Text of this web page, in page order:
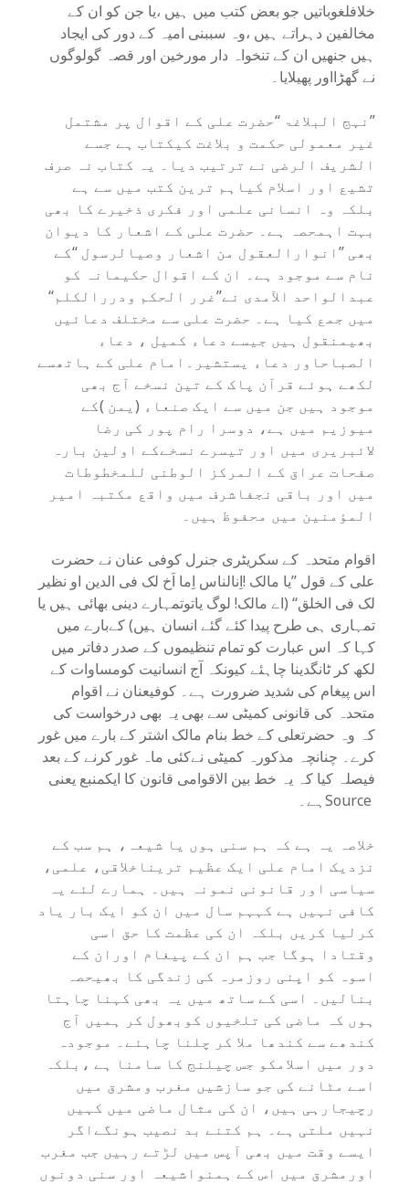
خلافلغوباتیں جو بعض کتب میں ہیں ،یا جن کو ان کے
مخالفین دہراتے ہیں ،وہ سببنی امیہ کے دور کی ایجاد
ہیں جنھیں ان کے تنخواہ دار مورخین اور قصہ گولوگوں
نے گھڑااور پھیلایا۔
’’نہج البلاغۃ ‘‘حضرت علی کے اقوال پر مشتمل
غیر معمولی حکمت و بلاغت کیکتاب ہے جسے
الشریف الرضی نے ترتیب دیا۔ یہ کتاب نہ صرف
تشیع اور اسلام کیاہم ترین کتب میں سے ہے
بلکہ وہ انسانی علمی اور فکری ذخیرے کا بھی
بہت اہمحصہ ہے۔ حضرت علی کے اشعار کا دیوان
بھی ’’انوارالعقول من اشعار وصیالرسول ‘‘کے
نام سے موجود ہے۔ ان کے اقوال حکیمانہ کو
عبدالواحد الآمدی نے’’غرر الحکم ودررالکلم‘‘
میں جمع کیا ہے۔ حضرت علی سے مختلف دعائیں
بھیمنقول ہیں جیسے دعاء کمیل ، دعاء
الصباحاور دعاء یستشیر۔امام علی کے ہاتھسے
لکھے ہوئے قرآن پاک کے تین نسخے آج بھی
موجود ہیں جن میں سے ایک صنعاء (یمن )کے
میوزیم میں ہے، دوسرا رام پور کی رضا
لائبریری میں اور تیسرے نسخےکے اولین بارہ
صفحات عراق کے المرکز الوطنی للمخطوطات
میں اور باقی نجفاشرف میں واقع مکتبہ امیر
المؤمنین میں محفوظ ہیں۔
اقوام متحدہ کے سکریٹری جنرل کوفی عنان نے حضرت
علی کے قول ’’یا مالک !اِنالناس اِما اَخ لک فی الدین او نظیر
لک فی الخلق‘‘ (اے مالک! لوگ یاتوتمہارے دینی بھائی ہیں یا
تمہاری ہی طرح پیدا کئے گئے انسان ہیں) کےبارے میں
کہا کہ اس عبارت کو تمام تنظیموں کے صدر دفاتر میں
لکھ کر ٹانگدینا چاہئے کیونکہ آج انسانیت کومساوات کے
اس پیغام کی شدید ضرورت ہے۔ کوفیعنان نے اقوام
متحدہ کی قانونی کمیٹی سے بھی یہ بھی درخواست کی
کہ وہ حضرتعلی کے خط بنام مالک اشتر کے بارے میں غور
کرے۔ چنانچہ مذکورہ کمیٹی نےکئی ماہ غور کرنے کے بعد
فیصلہ کیا کہ یہ خط بین الاقوامی قانون کا ایکمنبع یعنی
خلاصہ یہ ہے کہ ہم سنی ہوں یا شیعہ، ہم سب کے
نزدیک امام علی ایک عظیم تریناخلاقی، علمی،
سیاسی اور قانونی نمونہ ہیں۔ ہمارے لئے یہ
کافی نہیں ہے کہہم سال میں ان کو ایک بار یاد
کرلیا کریں بلکہ ان کی عظمت کا حق اسی
وقتادا ہوگا جب ہم ان کے پیغام اوران کے
اسوہ کو اپنی روزمرہ کی زندگی کا بھیحصہ
بنالیں۔ اسی کے ساتھ میں یہ بھی کہنا چاہتا
ہوں کہ ماضی کی تلخیوں کوبھول کر ہمیں آج
کندھے سے کندھا ملا کر چلنا چاہئے۔ موجودہ
دور میں اسلامکو جس چیلنج کا سامنا ہے ،بلکہ
اسے مٹانے کی جو سازشیں مغرب ومشرق میں
رچیجارہی ہیں، ان کی مثال ماضی میں کہیں
نہیں ملتی ہے۔ ہم کتنے بد نصیب ہونگےاگر
ایسے وقت میں بھی آپس میں لڑتے رہیں جب مغرب
اورمشرق میں اس کے ہمنواشیعہ اور سنی دونوں